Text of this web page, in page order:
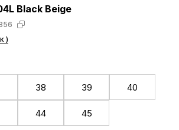
Black Beige
)
38 39 40
44 45